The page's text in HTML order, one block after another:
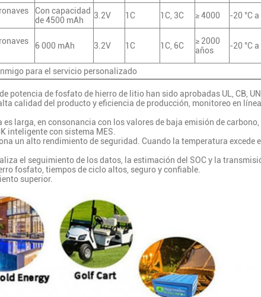
Con capacidad
de 4500 mAh
3.2V 1C 1C, 3C ≥ 4000 -20 °C a
6 000 mAh 3.2V 1C 1C, 6C
≥ 2000
años
-20 °C a
para el servicio personalizado
potencia de fosfato de hierro de litio han sido aprobadas UL, CB,
calidad del producto y eficiencia de producción, monitoreo en
larga, en consonancia con los valores de baja emisión de
inteligente con sistema MES.
un alto rendimiento de seguridad. Cuando la temperatura
el seguimiento de los datos, la estimación del SOC y la
fosfato, tiempos de ciclo altos, seguro y confiable.
superior.